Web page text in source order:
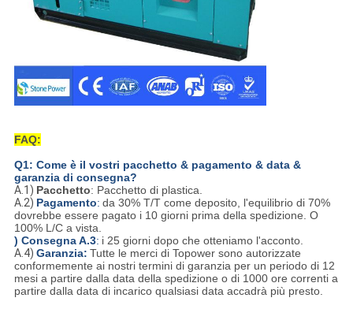
FAQ:
Q1: Come è il vostri pacchetto & pagamento & data &
garanzia di consegna?
A.1) Pacchetto: Pacchetto di plastica.
A.2) Pagamento: da 30% T/T come deposito, l'equilibrio di 70%
dovrebbe essere pagato i 10 giorni prima della spedizione. O
100% L/C a vista.
) Consegna A.3: i 25 giorni dopo che otteniamo l'acconto.
A.4) Garanzia: Tutte le merci di Topower sono autorizzate
conformemente ai nostri termini di garanzia per un periodo di 12
mesi a partire dalla data della spedizione o di 1000 ore correnti a
partire dalla data di incarico qualsiasi data accadrà più presto.